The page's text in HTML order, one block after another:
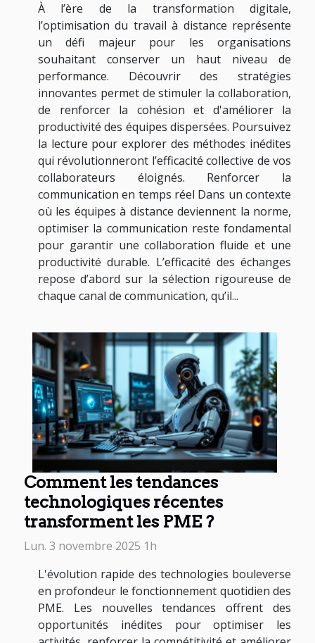
À l’ère de la transformation digitale,
l’optimisation du travail à distance représente
un défi majeur pour les organisations
souhaitant conserver un haut niveau de
performance. Découvrir des stratégies
innovantes permet de stimuler la collaboration,
de renforcer la cohésion et d'améliorer la
productivité des équipes dispersées. Poursuivez
la lecture pour explorer des méthodes inédites
qui révolutionneront l’efficacité collective de vos
collaborateurs éloignés. Renforcer la
communication en temps réel Dans un contexte
où les équipes à distance deviennent la norme,
optimiser la communication reste fondamental
pour garantir une collaboration fluide et une
productivité durable. L’efficacité des échanges
repose d’abord sur la sélection rigoureuse de
chaque canal de communication, qu’il...
Comment les tendances
technologiques récentes
transforment les PME ?
Lun. 3 novembre 2025 1h
L'évolution rapide des technologies bouleverse
en profondeur le fonctionnement quotidien des
PME. Les nouvelles tendances offrent des
opportunités inédites pour optimiser les